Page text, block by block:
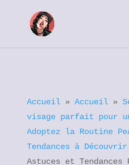
Accueil» Accueil»
visage parfait pour
Adoptez la Routine
Tendances à Découvrir
Astuces et Tendances